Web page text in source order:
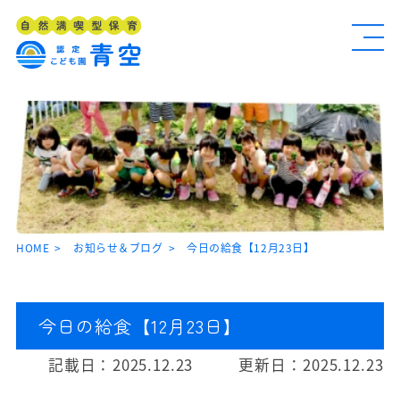
HOME お知らせ＆ブログ 今日の給食【12月23日】
今日の給食【12月23日】
記載日： 2025.12.23 更新日： 2025.12.23